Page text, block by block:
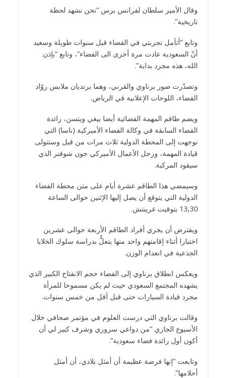
وقال الأمير سلطان لفرانس برس “نحن نشهد لحظة
تاريخية”.
وتابع “أتأمل تجربتي في الفضاء قبل سنوات طويلة وسعيد
أنّ السعودية عادت مرة أخرى الى الفضاء”، وتابع “بإذن
الله، هذه مجرد بداية”.
وتصدّرت صور برناوي والقرني، وهما يرتديان ملابس روّاد
الفضاء، اللوحات الإعلانية في الرياض.
ويضم طاقم المهمة الفضائية أيضا بيغي ويتسن، رائدة
الفضاء السابقة في وكالة الفضاء الأميركية (ناسا) التي
توجهت إلى المحطة الدولية ثلاث مرات من قبل وستتولى
قيادة المهمة، ورجل الأعمال الأميركي جون شوفنر الذي
سيقود المركبة.
وسيمضي هذا الطاقم عشرة أيام على متن محطة الفضاء
الدولية التي يتوقع أن يصل إليها الإثنين حوالى الساعة
13,30 بتوقيت غرينتش.
ويفترض أن يجري أفراد الطاقم الأربعة حوالى عشرين
اختبارا أثناء إقامتهم واحد منها يتعلٌّ بدراسة سلوك الخلايا
الجذعية في انعدام الوزن.
ويعكس انطلاق برناوي إلى الفضاء حجم الانفتاح الكبير الذي
يشهده المجتمع السعودي حيث لم يكن مسموحا للمرأة
مجرد قيادة السيارات حتى قبل أقل من خمس سنوات.
وقالت برناوي التي درست العلوم في مؤتمر صحافي خلال
الأسبوع الجاري “من دواعي سروري وشرف كبير لي أن
أكون أول رائدة فضاء سعودية”.
وتابعت “إنها فرصة عظيمة أن أمثل بلادي، أن أمثل
أحلامها”.